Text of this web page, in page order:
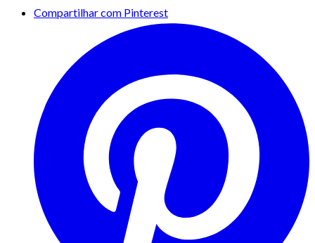
Compartilhar com Pinterest